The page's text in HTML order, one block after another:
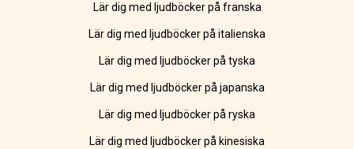
Lär dig med ljudböcker på franska
Lär dig med ljudböcker på italienska
Lär dig med ljudböcker på tyska
Lär dig med ljudböcker på japanska
Lär dig med ljudböcker på ryska
Lär dig med ljudböcker på kinesiska